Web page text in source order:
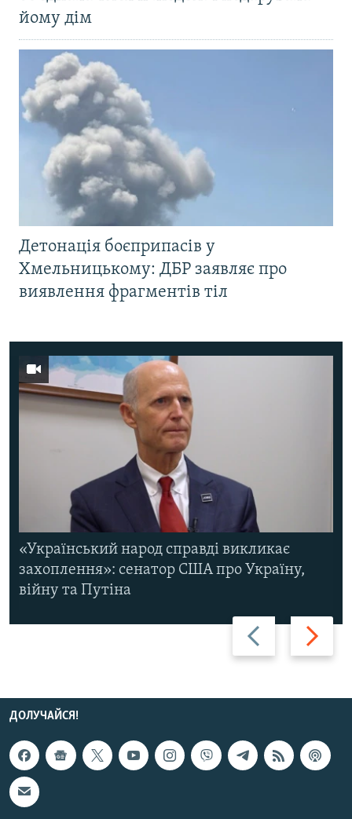
йому дім
Детонація боєприпасів у
Хмельницькому: ДБР заявляє про
виявлення фрагментів тіл
Назад Вперед
«Український народ справді викликає
захоплення»: сенатор США про Україну,
війну та Путіна
ДОЛУЧАЙСЯ!